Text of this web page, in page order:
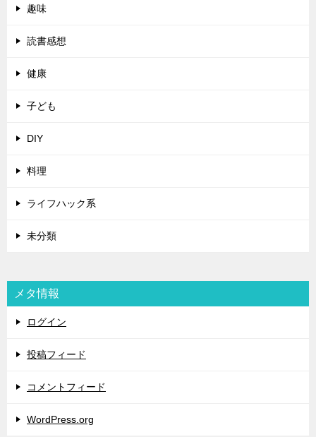
趣味
読書感想
健康
子ども
DIY
料理
ライフハック系
未分類
メタ情報
ログイン
投稿フィード
コメントフィード
WordPress.org